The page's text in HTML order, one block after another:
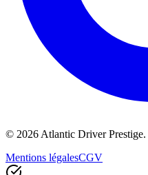
© 2026 Atlantic Driver Prestige.
Mentions légalesCGV